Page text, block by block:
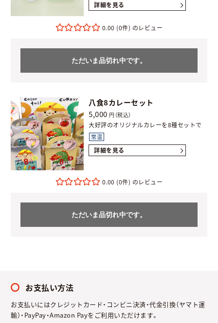
詳細を見る
0.00 (0件)
ただいま品切れ中です。
八食8カレーセット
5,000 円（税込）
大好評のオリジナルカレーを8種セットで
常温
詳細を見る
0.00 (0件)
ただいま品切れ中です。
お支払い方法
お支払いにはクレジットカード・コンビニ決済・代金引換（ヤマト運
輸）・PayPay・Amazon Payをご利用いただけます。